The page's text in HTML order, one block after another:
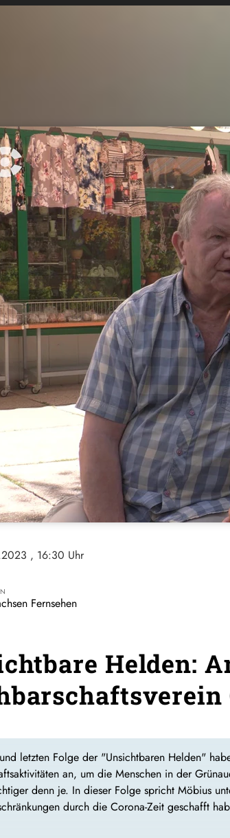
, 16:30 Uhr
Fernsehen
Helden:
letzten Folge der "Unsichtbaren Helden"
an, um die Menschen in der
denn je. In dieser Folge spricht Möbius
durch die Corona-Zeit geschafft